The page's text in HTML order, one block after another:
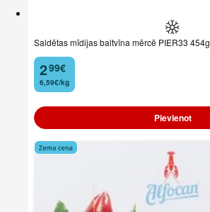
Saldētas mīdijas baltvīna mērcē PIER33 454g
2
. 99€
6,59€/kg
Pievienot